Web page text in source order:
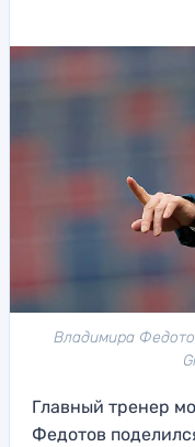
Владимира
Главный тренер
Федотов